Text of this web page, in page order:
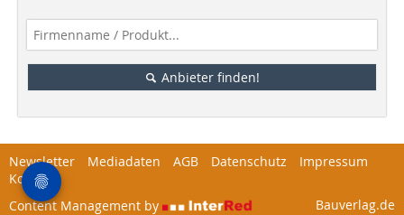
Anbieter finden!
Newsletter Mediadaten AGB Datenschutz
Impressum
Kontakt
Content Management by
Bauverlag.de